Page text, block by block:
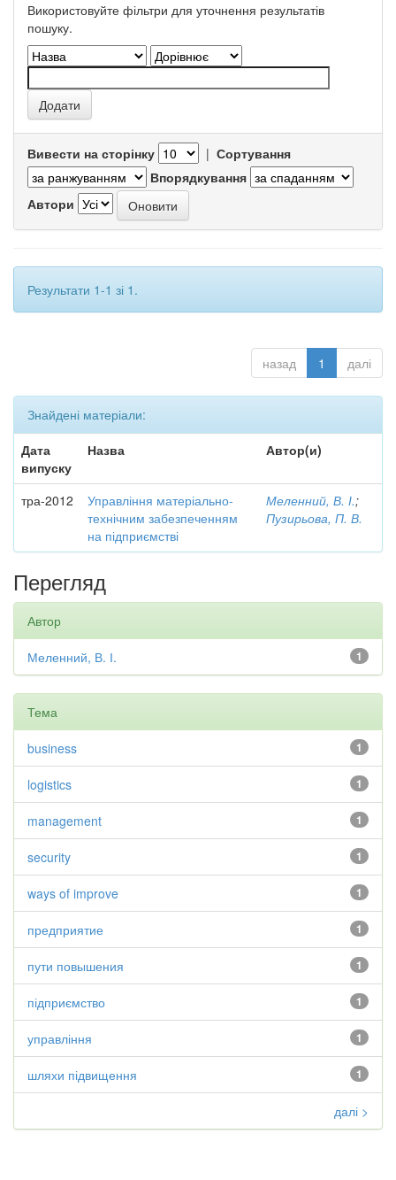
Використовуйте фільтри для уточнення результатів
пошуку.
Вивести на сторінку | Сортування
Впорядкування
Автори
Результати 1-1 зі 1.
назад 1 далі
Знайдені матеріали:
Дата
випуску
Назва Автор(и)
тра-2012
Управління матеріально-
технічним забезпеченням
на підприємстві
Меленний, В. І.;
Пузирьова, П. В.
Перегляд
Автор
1
Меленний, В. І.
Тема
1
business
1
logistics
1
management
1
security
1
ways of improve
1
предприятие
1
пути повышения
1
підприємство
1
управління
1
шляхи підвищення
далі >